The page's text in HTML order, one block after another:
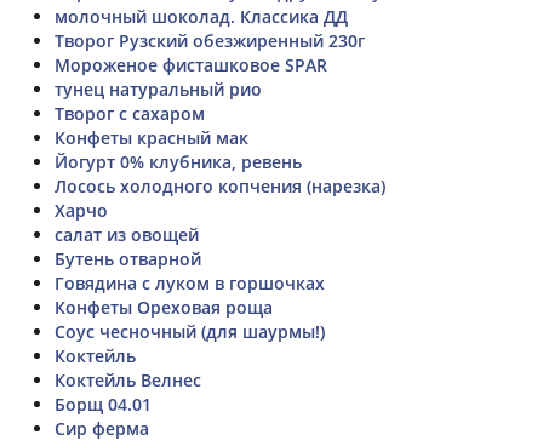
молочный шоколад. Классика ДД
Творог Рузский обезжиренный 230г
Мороженое фисташковое SPAR
тунец натуральный рио
Творог с сахаром
Конфеты красный мак
Йогурт 0% клубника, ревень
Лосось холодного копчения (нарезка)
Харчо
салат из овощей
Бутень отварной
Говядина с луком в горшочках
Конфеты Ореховая роща
Соус чесночный (для шаурмы!)
Коктейль
Коктейль Велнес
Борщ 04.01
Сир ферма